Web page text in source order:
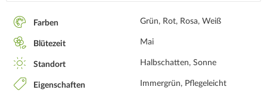
Farben Grün, Rot, Rosa, Weiß
Blütezeit Mai
Standort Halbschatten, Sonne
Eigenschaften Immergrün, Pflegeleicht